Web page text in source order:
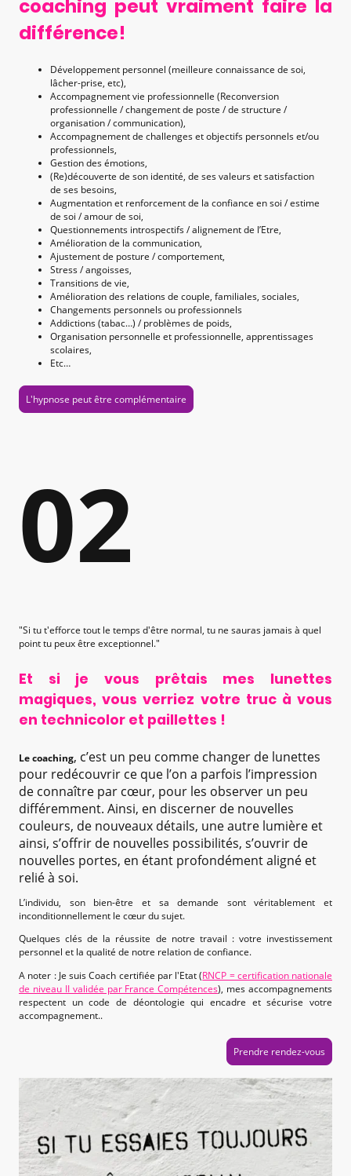
coaching peut vraiment faire la
différence!
Développement personnel (meilleure connaissance de soi,
lâcher-prise, etc),
Accompagnement vie professionnelle (Reconversion
professionnelle / changement de poste / de structure /
organisation / communication),
Accompagnement de challenges et objectifs personnels et/ou
professionnels,
Gestion des émotions,
(Re)découverte de son identité, de ses valeurs et satisfaction
de ses besoins,
Augmentation et renforcement de la confiance en soi / estime
de soi / amour de soi,
Questionnements introspectifs / alignement de l’Etre,
Amélioration de la communication,
Ajustement de posture / comportement,
Stress / angoisses,
Transitions de vie,
Amélioration des relations de couple, familiales, sociales,
Changements personnels ou professionnels
Addictions (tabac…) / problèmes de poids,
Organisation personnelle et professionnelle, apprentissages
scolaires,
Etc…
L'hypnose peut être complémentaire
02
"Si tu t'efforce tout le temps d'être normal, tu ne sauras jamais à quel
point tu peux être exceptionnel."
Et si je vous prêtais mes lunettes
magiques, vous verriez votre truc à vous
en technicolor et paillettes !
Le coaching, c’est un peu comme changer de lunettes
pour redécouvrir ce que l’on a parfois l’impression
de connaître par cœur, pour les observer un peu
différemment. Ainsi, en discerner de nouvelles
couleurs, de nouveaux détails, une autre lumière et
ainsi, s’offrir de nouvelles possibilités, s’ouvrir de
nouvelles portes, en étant profondément aligné et
relié à soi.
L’individu, son bien-être et sa demande sont véritablement et
inconditionnellement le cœur du sujet.
Quelques clés de la réussite de notre travail : votre investissement
personnel et la qualité de notre relation de confiance.
A noter : Je suis Coach certifiée par l'Etat (RNCP = certification nationale
de niveau II validée par France Compétences), mes accompagnements
respectent un code de déontologie qui encadre et sécurise votre
accompagnement..
Prendre rendez-vous